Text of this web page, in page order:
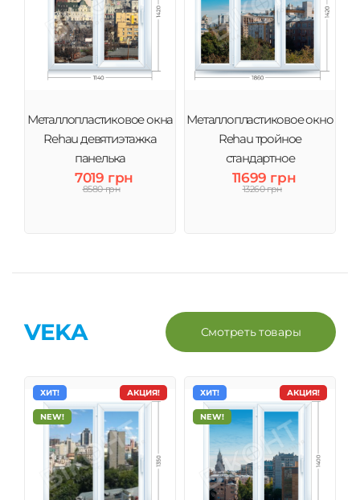
Металлопластиковое окна
Rehau девятиэтажка
панелька
7019 грн
8580 грн
Металлопластиковое окно
Rehau тройное
стандартное
11699 грн
13260 грн
VEKA Смотреть товары
АКЦИЯ!
ХИТ!
NEW!
АКЦИЯ!
ХИТ!
NEW!